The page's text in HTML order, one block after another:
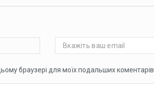
браузері для моїх подальших коментарів.